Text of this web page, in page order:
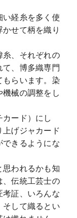
い経糸を多く使
せて柄を織り
糸、それぞれの
て、博多織専門
もらいます。染
機械の調整をし
カード）にし
げジャカード
できるようにな
思われるかも知
、伝統工芸士の
考証、いろんな
そして織るとい